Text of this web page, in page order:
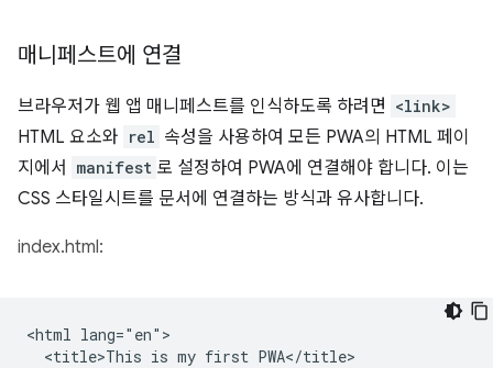
매니페스트에 연결
브라우저가 웹 앱 매니페스트를 인식하도록 하려면 <link>
HTML 요소와 rel 속성을 사용하여 모든 PWA의 HTML 페이
지에서
manifest 로 설정하여 PWA에 연결해야 합니다. 이는
CSS 스타일시트를 문서에 연결하는 방식과 유사합니다.
index.html:
<html lang="en">
  <title>This is my first PWA</title>